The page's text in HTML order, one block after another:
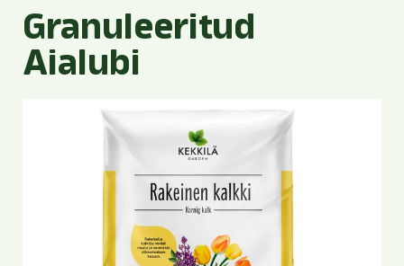
Granuleeritud
Aialubi